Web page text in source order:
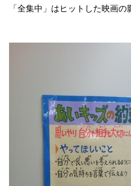
「全集中」はヒットした映画の